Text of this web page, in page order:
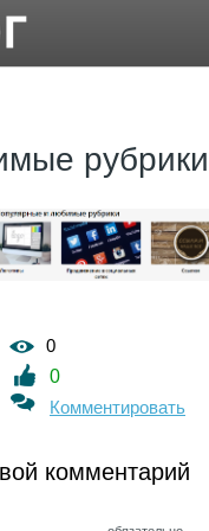
рубрики
0
0
Комментировать
комментарий